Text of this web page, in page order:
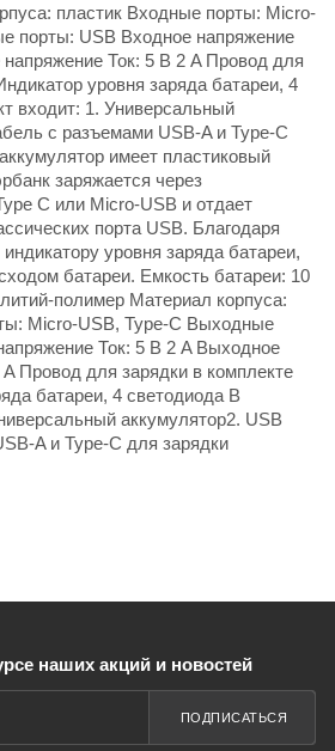
пластик Входные порты: Micro-
порты: USB Входное напряжение
Ток: 5 В 2 A Провод для
уровня заряда батареи, 4
входит: 1. Универсальный
с разъемами USB-A и Type-C
имеет пластиковый
заряжается через
C или Micro-USB и отдает
порта USB. Благодаря
уровня заряда батареи,
батареи. Емкость батареи: 10
полимер Материал корпуса:
Micro-USB, Type-C Выходные
Ток: 5 В 2 A Выходное
Провод для зарядки в комплекте
батареи, 4 светодиода В
аккумулятор2. USB
A и Type-C для зарядки
наших акций и новостей
ПОДПИСАТЬСЯ